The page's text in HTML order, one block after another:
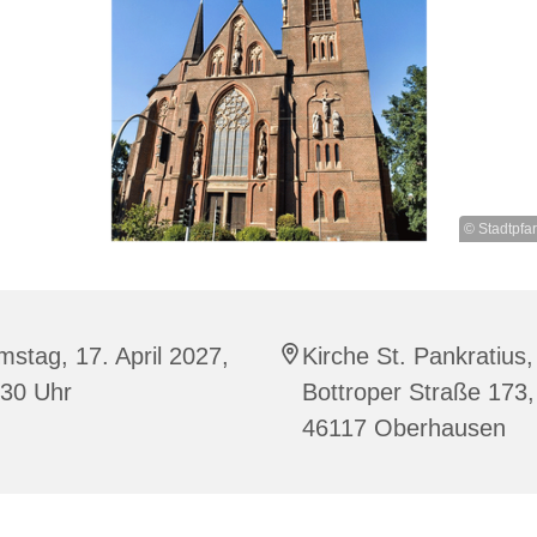
©
17. April 2027,
Uhr
Kirche St. Pankratius,
Bottroper Straße 173,
46117 Oberhausen